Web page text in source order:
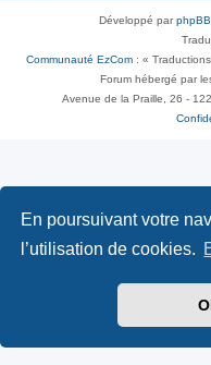
En poursuivant votre
l’utilisation de cookies.
Développé parphpBB
Communauté EzCom : «
Forum hébergé par
Avenue de la Praille, 26 -